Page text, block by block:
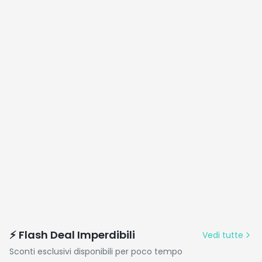
⚡ Flash Deal Imperdibili
Vedi tutte
Sconti esclusivi disponibili per poco tempo